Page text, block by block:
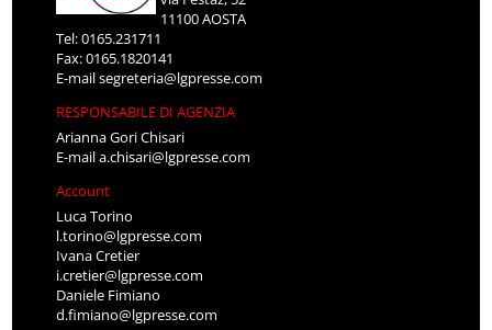
11100 AOSTA
Tel: 0165.231711
Fax: 0165.1820141
E-mailsegreteria@lgpresse.com
RESPONSABILE DI AGENZIA
Arianna Gori Chisari
E-maila.chisari@lgpresse.com
Account
Luca Torino
l.torino@lgpresse.com
Ivana Cretier
i.cretier@lgpresse.com
Daniele Fimiano
d.fimiano@lgpresse.com